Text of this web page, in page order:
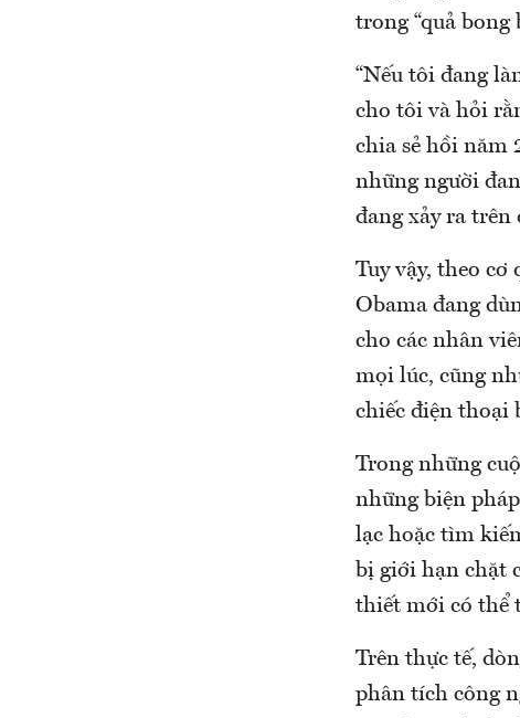
trong “quả bong
“Nếu tôi đang
cho tôi và hỏi
chia sẻ hồi năm
những người
đang xảy ra trên
Tuy vậy, theo
Obama đang
cho các nhân
mọi lúc, cũng
chiếc điện thoại
Trong những
những biện
lạc hoặc tìm
bị giới hạn chặt
thiết mới có thể
Trên thực tế,
phân tích công